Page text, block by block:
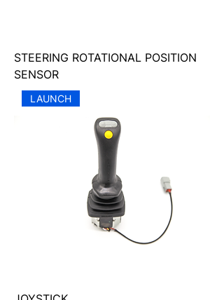
STEERING ROTATIONAL POSITION
SENSOR
LAUNCH